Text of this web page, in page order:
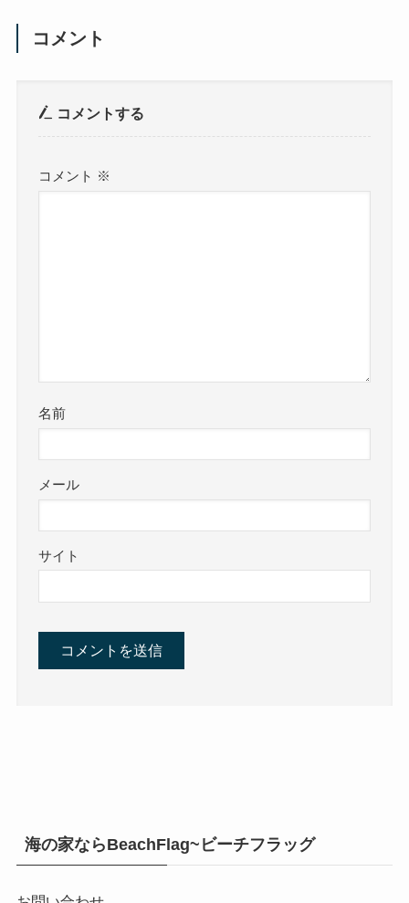
コメント
コメントする
コメント ※
名前
メール
サイト
海の家ならBeachFlag~ビーチフラッグ